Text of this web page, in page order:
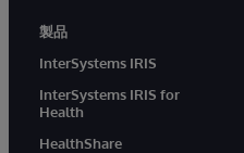
製品
InterSystems IRIS
InterSystems IRIS for
Health
HealthShare